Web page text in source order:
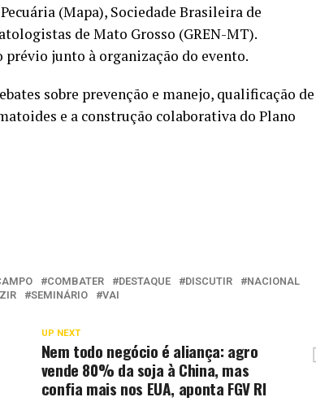
(Mapa), Sociedade Brasileira de
de Mato Grosso (GREN-MT).
junto à organização do evento.
sobre prevenção e manejo, qualificação de
e a construção colaborativa do Plano
COMBATER DESTAQUE DISCUTIR
NACIONAL
SEMINÁRIO VAI
UP NEXT
Nem todo negócio é aliança: agro
vende 80% da soja à China, mas
confia mais nos EUA, aponta FGV RI